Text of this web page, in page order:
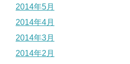
2014年5月
2014年4月
2014年3月
2014年2月